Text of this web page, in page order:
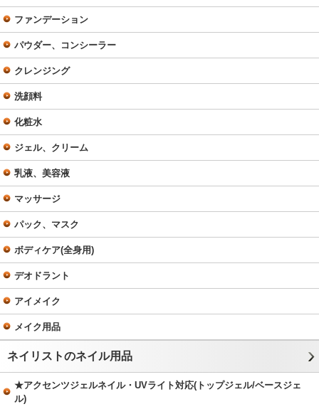
ファンデーション
パウダー、コンシーラー
クレンジング
洗顔料
化粧水
ジェル、クリーム
乳液、美容液
マッサージ
パック、マスク
ボディケア(全身用)
デオドラント
アイメイク
メイク用品
ネイリストのネイル用品
★アクセンツジェルネイル・UVライト対応(トップジェル/ベースジェ
ル)